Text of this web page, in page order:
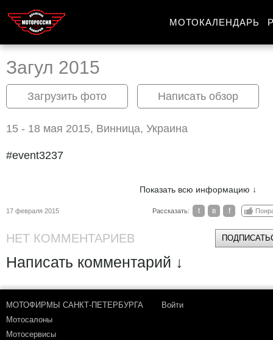
МОТОКАЛЕНДАРЬ
Загул 2015
Загрузить фото Написать обзор
15 - 18 мая 2015, Винница, Украина
#event3237
Показать всю информацию ↓
17 февраля 2015 Рассказать: t в f
НЕТ КОММЕНТАРИЕВ
Написать комментарий ↓
МОТОФИРМЫ САНКТ-ПЕТЕРБУРГА
Мотосалоны
Мотосервисы
Войти